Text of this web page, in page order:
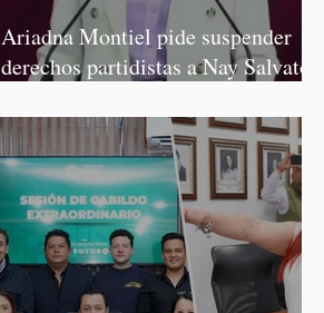
Ariadna Montiel pide suspender
derechos partidistas a Nay Salvatori